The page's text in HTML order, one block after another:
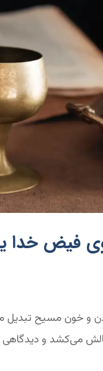
فیض خدا
و خون مسیح
می‌کشد و دیدگاهی